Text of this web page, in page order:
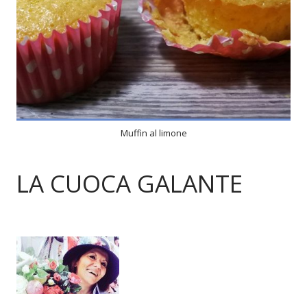
Muffin al limone
LA CUOCA GALANTE